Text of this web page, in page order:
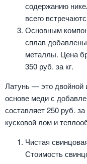
содержанию
всего
Основным
сплав
металлы. Цена
350 руб. за кг.
Латунь — это двойной
основе меди с
составляет 250 руб.
кусковой лом и
Чистая
Стоимость